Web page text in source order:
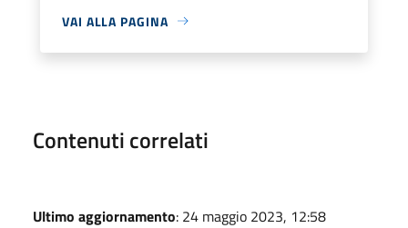
VAI ALLA PAGINA
Contenuti correlati
Ultimo aggiornamento: 24 maggio 2023, 12:58